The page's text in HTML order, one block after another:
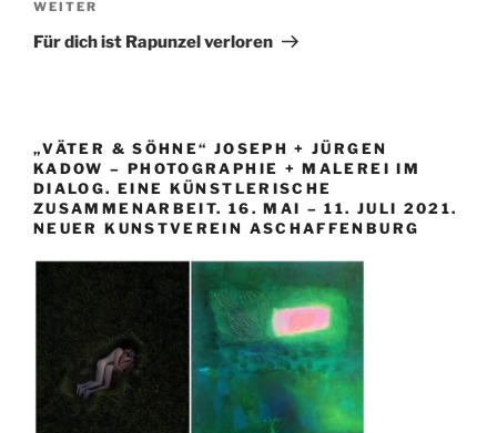
Nächster
Beitrag
WEITER
Für dich ist Rapunzel verloren
„VÄTER & SÖHNE“ JOSEPH + JÜRGEN
KADOW – PHOTOGRAPHIE + MALEREI IM
DIALOG. EINE KÜNSTLERISCHE
ZUSAMMENARBEIT. 16. MAI – 11. JULI 2021.
NEUER KUNSTVEREIN ASCHAFFENBURG